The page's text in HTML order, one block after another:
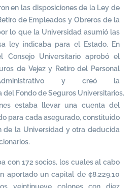
en las disposiciones de la Ley de
de Empleados y Obreros de la
lo que la Universidad asumió las
ley indicaba para el Estado. En
Consejo Universitario aprobó el
de Vejez y Retiro del Personal
y creó la
Fondo de Seguros Universitarios.
estaba llevar una cuenta del
para cada asegurado, constituido
de la Universidad y otra deducida
con 172 socios, los cuales al cabo
aportado un capital de ¢8.229,10